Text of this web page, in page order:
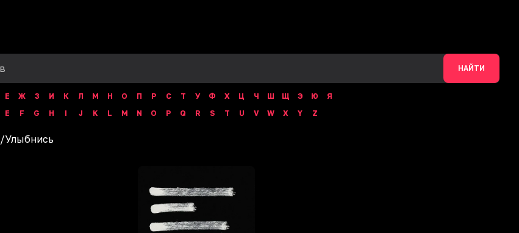
НАЙТИ
Е Ж З И К Л М Н О П Р С Т У Ф Х Ц Ч Ш Щ Э Ю
Я
E F G H I J K L M N O P Q R S T U V W X Y Z
/Улыбнись